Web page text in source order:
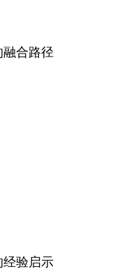
合路径
验启示